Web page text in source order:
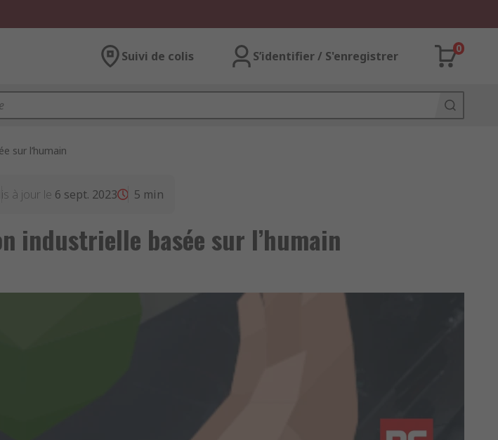
Suivi de colis S’identifier / S'enregistrer
0
sur l’humain
à jour le 6 sept. 2023 5 min
industrielle basée sur l’humain